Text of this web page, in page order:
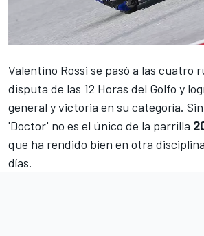
Valentino Rossi se pasó a las cuatro
disputa de las 12 Horas del Golfo y
general y victoria en su categoría.
'Doctor' no es el único de la parrilla
que ha rendido bien en otra
días.